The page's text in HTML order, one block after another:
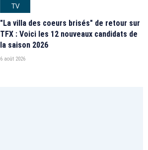
TV
"La villa des coeurs brisés" de retour sur
TFX : Voici les 12 nouveaux candidats de
la saison 2026
6 août 2026